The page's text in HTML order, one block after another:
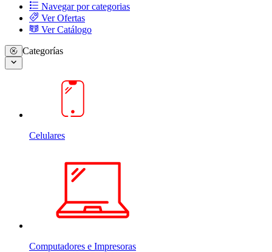
Navegar por categorias
Ver Ofertas
Ver Catálogo
Categorías
Celulares
Computadores e Impresoras